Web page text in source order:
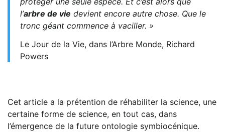
l’arbre de vie devient encore autre chose. Que le
tronc géant commence à vaciller. »
Le Jour de la Vie, dans l’Arbre Monde, Richard
Powers
Cet article a la prétention de réhabiliter la science, une
certaine forme de science, en tout cas, dans
l’émergence de la future ontologie symbiocénique.